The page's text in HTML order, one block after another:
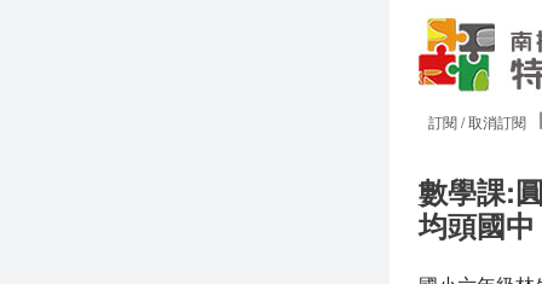
訂閱 / 取消訂閱
數學課:
均頭國中